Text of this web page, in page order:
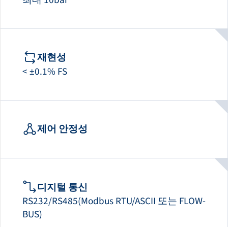
재현성
< ±0.1% FS
제어 안정성
디지털 통신
RS232/RS485(Modbus RTU/ASCII 또는 FLOW-
BUS)